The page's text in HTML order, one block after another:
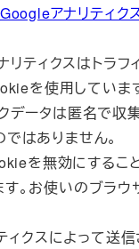
Googleアナリティク
ティクスはトラフ
を使用していま
データは匿名で収
はありません。
を無効にするこ
す。お使いのブラ
ィクスによって送